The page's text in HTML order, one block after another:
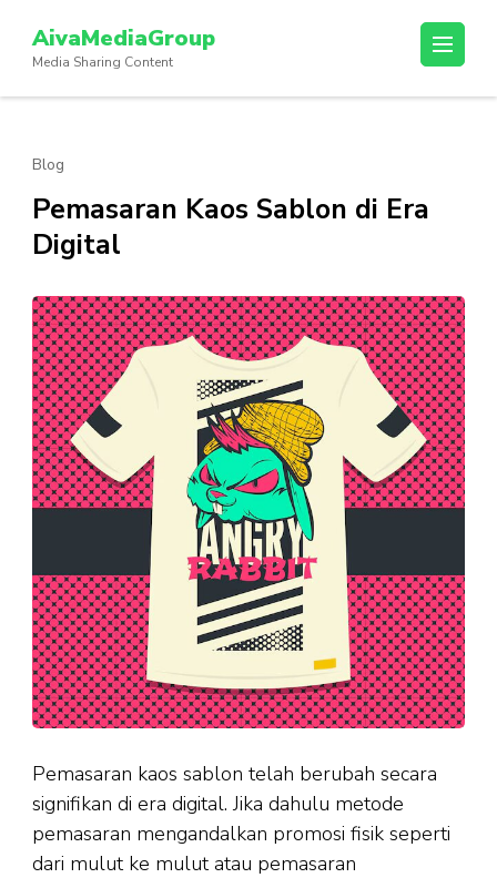
konten
(Tekan
AivaMediaGroup
Media Sharing Content
Blog
Pemasaran Kaos Sablon di Era
Digital
Pemasaran kaos sablon telah berubah secara
signifikan di era digital. Jika dahulu metode
pemasaran mengandalkan promosi fisik seperti
dari mulut ke mulut atau pemasaran